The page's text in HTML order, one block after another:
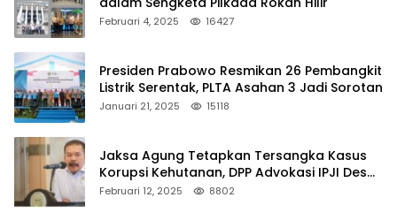
Februari 4, 2025 16427
Presiden Prabowo Resmikan 26 Pembangkit
Listrik Serentak, PLTA Asahan 3 Jadi Sorotan
Januari 21, 2025 15118
Jaksa Agung Tetapkan Tersangka Kasus
Korupsi Kehutanan, DPP Advokasi IPJI Desak
Pengusutan Pajak RAPP
Februari 12, 2025 8802